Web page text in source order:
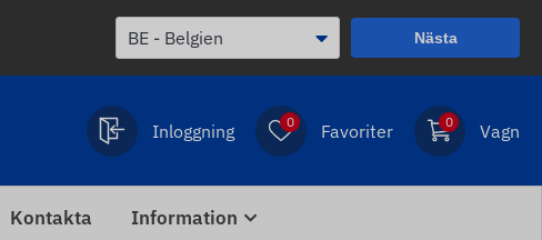
Nästa
Inloggning 0 Favoriter 0 Vagn
Kontakta Information